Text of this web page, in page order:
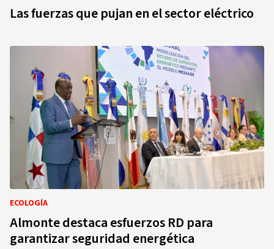
Las fuerzas que pujan en el sector eléctrico
ECOLOGÍA
Almonte destaca esfuerzos RD para
garantizar seguridad energética